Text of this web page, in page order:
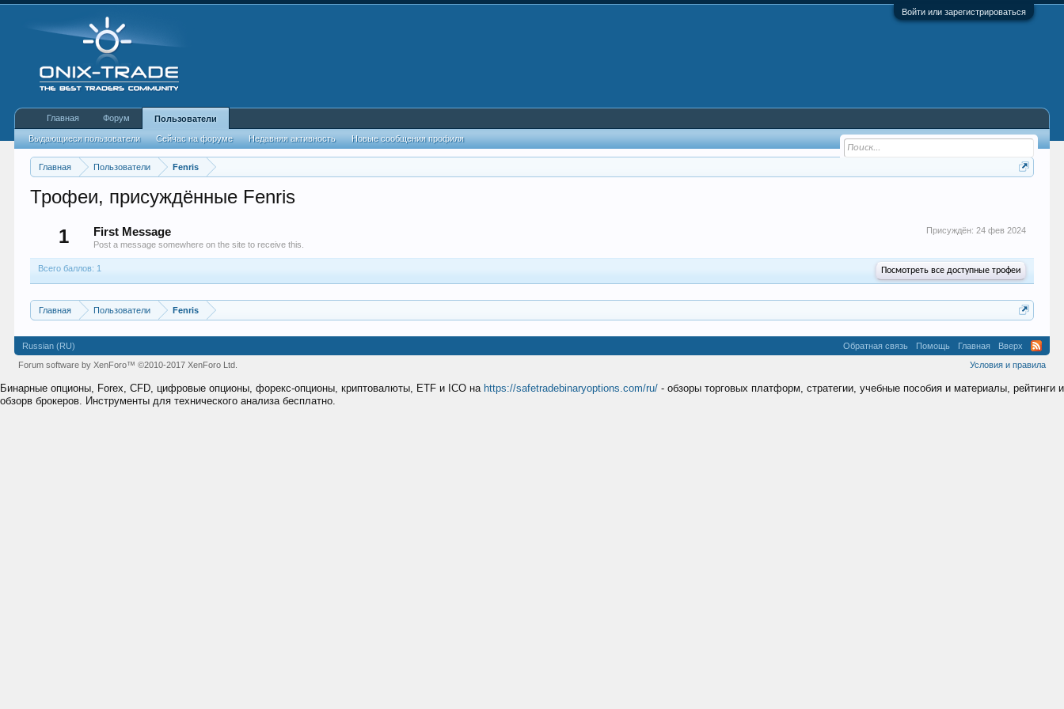
Войти или зарегистрироваться
Главная Пользователи Fenris
Трофеи, присуждённые Fenris
1
Присуждён: 24 фев 2024
First Message
Post a message somewhere on the site to receive this.
Всего баллов: 1 Посмотреть все доступные трофеи
Главная Пользователи Fenris
Главная Форум Пользователи
Выдающиеся пользователи Сейчас на форуме Недавняя активность Новые сообщения профиля
Russian (RU) Обратная связь Помощь Главная
Вверх
Условия и правила
Forum software by XenForo™©2010-2017 XenForo Ltd.
Бинарные опционы, Forex, CFD, цифровые опционы, форекс-опционы, криптовалюты, ETF и ICO на https://safetradebinaryoptions.com/ru/ - обзоры торговых платформ, стратегии, учебные пособия и материалы, рейтинги и
обзорв брокеров. Инструменты для технического анализа бесплатно.